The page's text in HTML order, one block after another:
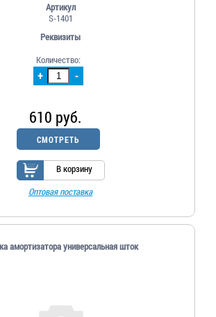
Артикул
S-1401
Реквизиты
+ -
Количество:
610 руб.
СМОТРЕТЬ
В корзину
Оптовая поставка
амортизатора универсальная шток